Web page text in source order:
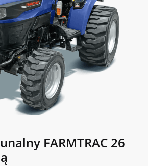
FARMTRAC 26